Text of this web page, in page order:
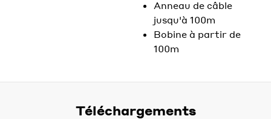
Anneau de câble
jusqu'à 100m
Bobine à partir de
100m
Téléchargements